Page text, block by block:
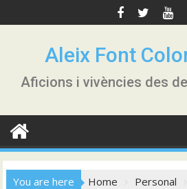
to
Aleix Font
Aficions i vivències des
You are here Home
Personal